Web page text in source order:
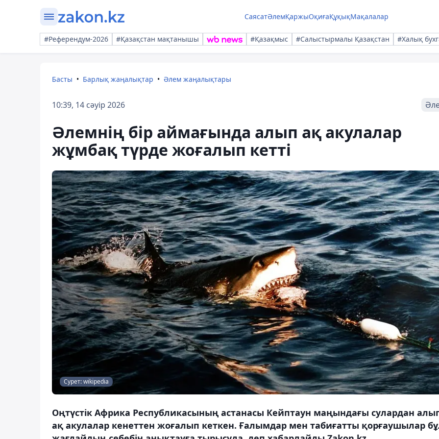
СаясатӘлемҚаржыОқиғаҚұқықМақалалар
#Референдум-2026 #Қазақстан мақтанышы #Қазақмыс #Салыстырмалы Қазақстан #Халық
Басты Барлық жаңалықтар Әлем жаңалықтары
10:39, 14 сәуір 2026
Әлемнің бір аймағында алып ақ акулалар
жұмбақ түрде жоғалып кетті
Сурет: wikipedia
Оңтүстік Африка Республикасының астанасы Кейптаун маңындағы сулардан
ақ акулалар кенеттен жоғалып кеткен. Ғалымдар мен табиғатты қорғаушылар